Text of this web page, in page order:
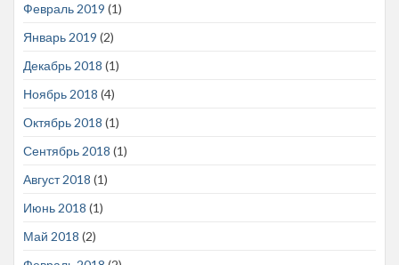
Февраль 2019 (1)
Январь 2019 (2)
Декабрь 2018 (1)
Ноябрь 2018 (4)
Октябрь 2018 (1)
Сентябрь 2018 (1)
Август 2018 (1)
Июнь 2018 (1)
Май 2018 (2)